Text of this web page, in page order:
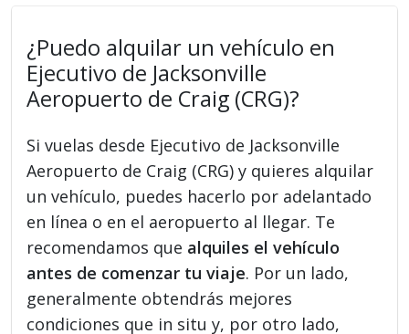
¿Puedo alquilar un vehículo en
Ejecutivo de Jacksonville
Aeropuerto de Craig (CRG)?
Si vuelas desde Ejecutivo de Jacksonville
Aeropuerto de Craig (CRG) y quieres alquilar
un vehículo, puedes hacerlo por adelantado
en línea o en el aeropuerto al llegar. Te
recomendamos que alquiles el vehículo
antes de comenzar tu viaje. Por un lado,
generalmente obtendrás mejores
condiciones que in situ y, por otro lado,